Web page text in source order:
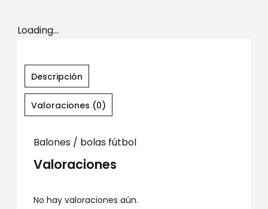
Loading...
Descripción
Valoraciones (0)
Balones / bolas fútbol
Valoraciones
No hay valoraciones aún.